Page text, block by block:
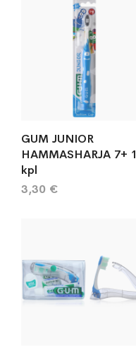
GUM JUNIOR
HAMMASHARJA 7+ 1
kpl
3,30 €